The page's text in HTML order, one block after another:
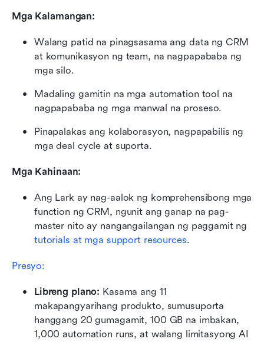
Mga Kalamangan:
Walang patid na pinagsasama ang data ng CRM
at komunikasyon ng team, na nagpapababa ng
mga silo.
Madaling gamitin na mga automation tool na
nagpapababa ng mga manwal na proseso.
Pinapalakas ang kolaborasyon, nagpapabilis ng
mga deal cycle at suporta.
Mga Kahinaan:
Ang Lark ay nag-aalok ng komprehensibong mga
function ng CRM, ngunit ang ganap na pag-
tutorials at mga support resources.
Presyo:
Libreng plano: Kasama ang 11
makapangyarihang produkto, sumusuporta
hanggang 20 gumagamit, 100 GB na imbakan,
1,000 automation runs, at walang limitasyong AI